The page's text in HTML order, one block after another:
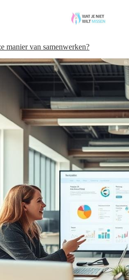
manier van samenwerken?